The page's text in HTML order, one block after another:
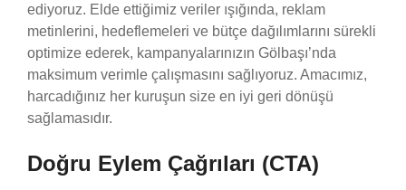
ediyoruz. Elde ettiğimiz veriler ışığında, reklam
metinlerini, hedeflemeleri ve bütçe dağılımlarını sürekli
optimize ederek, kampanyalarınızın Gölbaşı’nda
maksimum verimle çalışmasını sağlıyoruz. Amacımız,
harcadığınız her kuruşun size en iyi geri dönüşü
sağlamasıdır.
Doğru Eylem Çağrıları (CTA)